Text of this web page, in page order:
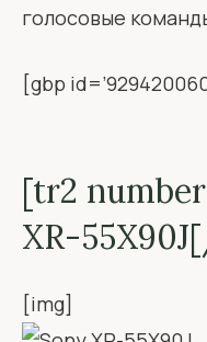
голосовые
[gbp
[tr2
XR-
[img]